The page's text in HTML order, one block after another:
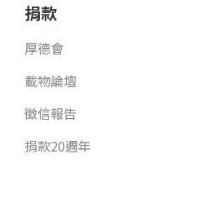
捐款
厚德會
載物論壇
徵信報告
捐款20週年